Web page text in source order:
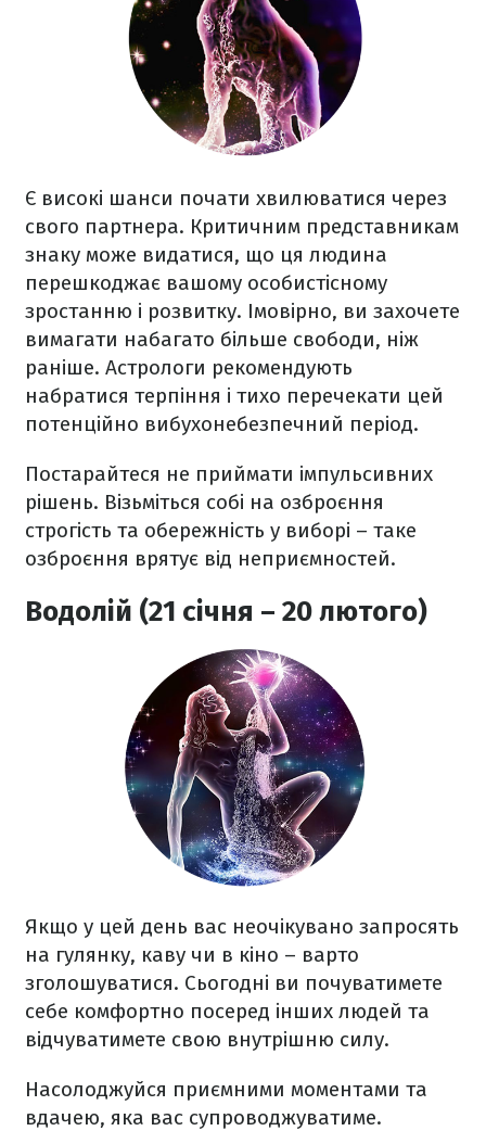
Є високі шанси почати хвилюватися через
свого партнера. Критичним представникам
знаку може видатися, що ця людина
перешкоджає вашому особистісному
зростанню і розвитку. Імовірно, ви захочете
вимагати набагато більше свободи, ніж
раніше. Астрологи рекомендують
набратися терпіння і тихо перечекати цей
потенційно вибухонебезпечний період.
Постарайтеся не приймати імпульсивних
рішень. Візьміться собі на озброєння
строгість та обережність у виборі – таке
озброєння врятує від неприємностей.
Водолій (21 січня – 20 лютого)
Якщо у цей день вас неочікувано запросять
на гулянку, каву чи в кіно – варто
зголошуватися. Сьогодні ви почуватимете
себе комфортно посеред інших людей та
відчуватимете свою внутрішню силу.
Насолоджуйся приємними моментами та
вдачею, яка вас супроводжуватиме.